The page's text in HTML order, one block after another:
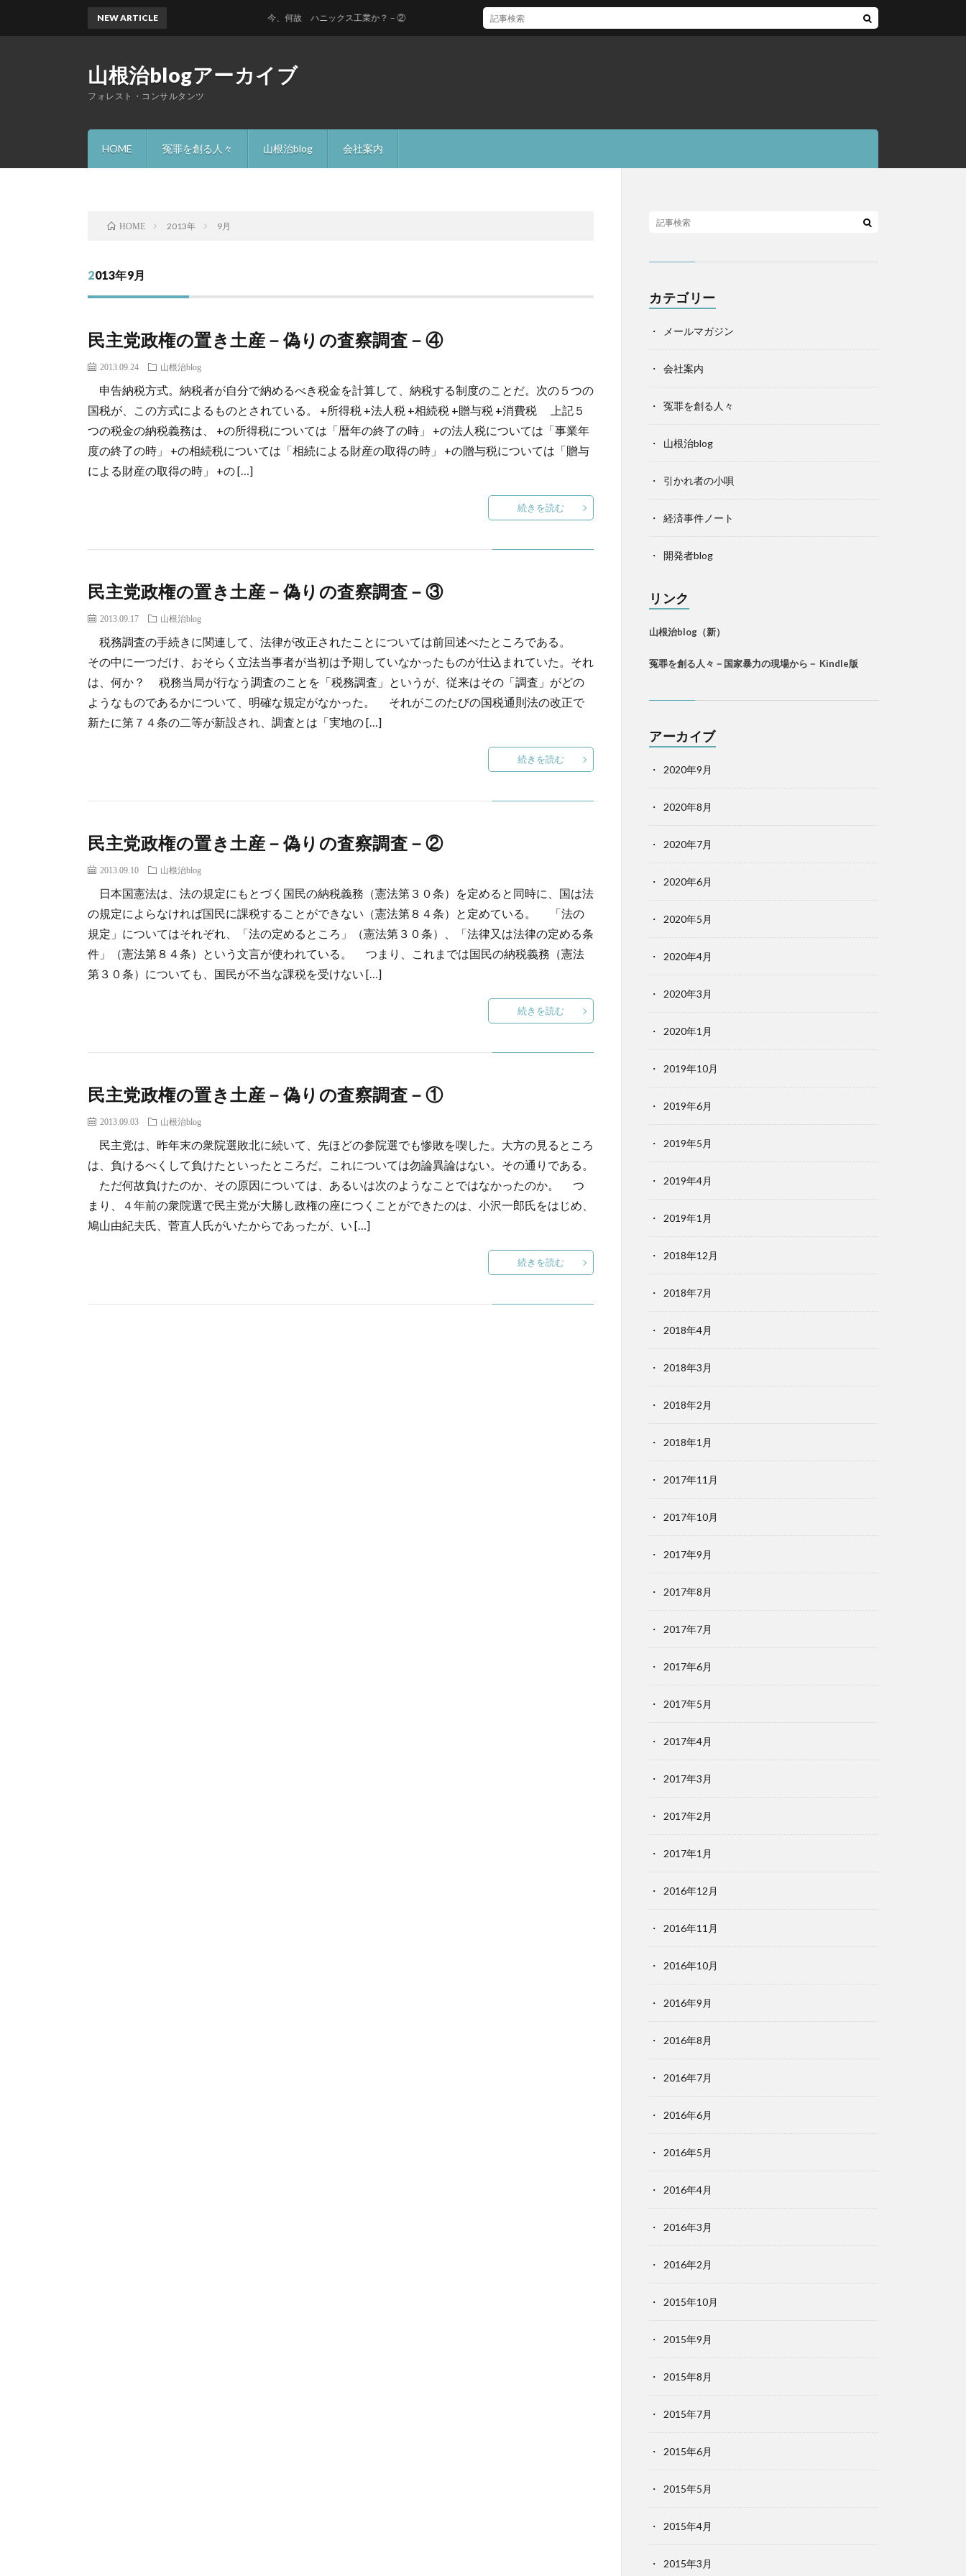
山根治blogアーカイブ
フォレスト・コンサルタンツ
HOME 冤罪を創る人々 山根治blog 会社案内
NEW ARTICLE 今、何故 ハニックス工業か？－②
HOME 2013年 9月
2013年9月
民主党政権の置き土産－偽りの査察調査－④
2013.09.24 山根治blog
申告納税方式。納税者が自分で納めるべき税金を計算して、納税する制度のことだ。次の５つの
国税が、この方式によるものとされている。 +所得税 +法人税 +相続税 +贈与税 +消費税 上記５
つの税金の納税義務は、 +の所得税については「暦年の終了の時」 +の法人税については「事業年
度の終了の時」 +の相続税については「相続による財産の取得の時」 +の贈与税については「贈与
による財産の取得の時」 +の […]
続きを読む
民主党政権の置き土産－偽りの査察調査－③
2013.09.17 山根治blog
税務調査の手続きに関連して、法律が改正されたことについては前回述べたところである。
その中に一つだけ、おそらく立法当事者が当初は予期していなかったものが仕込まれていた。それ
は、何か？ 税務当局が行なう調査のことを「税務調査」というが、従来はその「調査」がどの
ようなものであるかについて、明確な規定がなかった。 それがこのたびの国税通則法の改正で
新たに第７４条の二等が新設され、調査とは「実地の […]
続きを読む
民主党政権の置き土産－偽りの査察調査－②
2013.09.10 山根治blog
日本国憲法は、法の規定にもとづく国民の納税義務（憲法第３０条）を定めると同時に、国は法
の規定によらなければ国民に課税することができない（憲法第８４条）と定めている。 「法の
規定」についてはそれぞれ、「法の定めるところ」（憲法第３０条）、「法律又は法律の定める条
件」（憲法第８４条）という文言が使われている。 つまり、これまでは国民の納税義務（憲法
第３０条）についても、国民が不当な課税を受けない […]
続きを読む
民主党政権の置き土産－偽りの査察調査－①
2013.09.03 山根治blog
民主党は、昨年末の衆院選敗北に続いて、先ほどの参院選でも惨敗を喫した。大方の見るところ
は、負けるべくして負けたといったところだ。これについては勿論異論はない。その通りである。
ただ何故負けたのか、その原因については、あるいは次のようなことではなかったのか。 つ
まり、４年前の衆院選で民主党が大勝し政権の座につくことができたのは、小沢一郎氏をはじめ、
鳩山由紀夫氏、菅直人氏がいたからであったが、い […]
続きを読む
カテゴリー
メールマガジン
会社案内
冤罪を創る人々
山根治blog
引かれ者の小唄
経済事件ノート
開発者blog
リンク
山根治blog（新）
冤罪を創る人々－国家暴力の現場から－ Kindle版
アーカイブ
2020年9月
2020年8月
2020年7月
2020年6月
2020年5月
2020年4月
2020年3月
2020年1月
2019年10月
2019年6月
2019年5月
2019年4月
2019年1月
2018年12月
2018年7月
2018年4月
2018年3月
2018年2月
2018年1月
2017年11月
2017年10月
2017年9月
2017年8月
2017年7月
2017年6月
2017年5月
2017年4月
2017年3月
2017年2月
2017年1月
2016年12月
2016年11月
2016年10月
2016年9月
2016年8月
2016年7月
2016年6月
2016年5月
2016年4月
2016年3月
2016年2月
2015年10月
2015年9月
2015年8月
2015年7月
2015年6月
2015年5月
2015年4月
2015年3月